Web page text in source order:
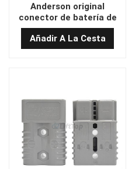
Anderson original
conector de batería de
montacargas SB350A
Añadir A La Cesta